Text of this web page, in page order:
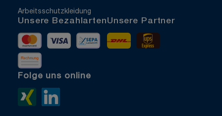
Arbeitsschutzkleidung
Unsere Bezahlarten
MastercardVisa Vorkasse
Rechnung
Unsere Partner
DHL
Folge uns online
Xing>